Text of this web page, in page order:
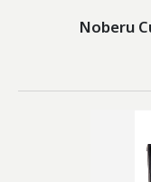
Noberu